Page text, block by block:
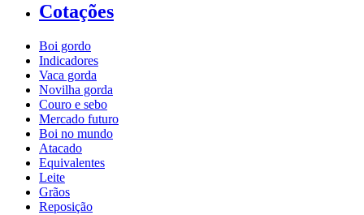
Cotações
Boi gordo
Indicadores
Vaca gorda
Novilha gorda
Couro e sebo
Mercado futuro
Boi no mundo
Atacado
Equivalentes
Leite
Grãos
Reposição